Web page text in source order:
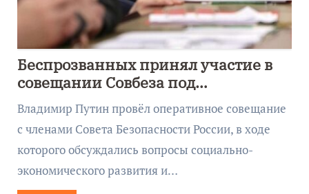
Беспрозванных принял участие в
совещании Совбеза под
руководством Путина
Владимир Путин провёл оперативное совещание
с членами Совета Безопасности России, в ходе
которого обсуждались вопросы социально-
экономического развития и…